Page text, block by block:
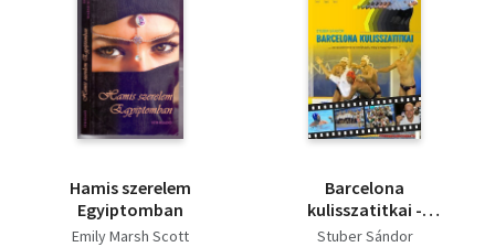
Hamis szerelem
Egyiptomban
Emily Marsh Scott
Barcelona
kulisszatitkai -
Dedikált
Stuber Sándor